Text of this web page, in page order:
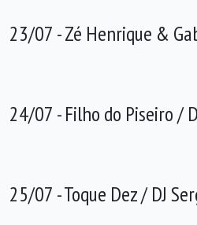
23/07 - Zé Henrique &
24/07 - Filho do Piseiro /
25/07 - Toque Dez / DJ